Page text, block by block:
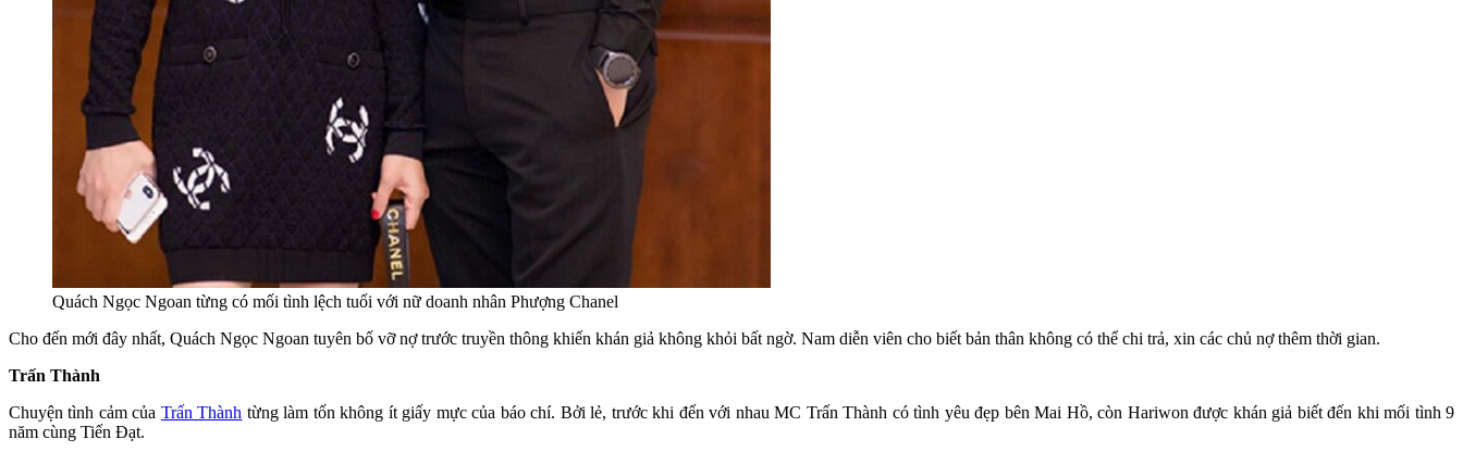
Quách Ngọc Ngoan từng có mối tình lệch tuổi với nữ doanh nhân Phượng Chanel
Cho đến mới đây nhất, Quách Ngọc Ngoan tuyên bố vỡ nợ trước truyền thông khiến khán giả không khỏi bất ngờ. Nam diễn viên cho biết bản thân không có thể chi trả, xin các chủ nợ thêm thời gian.
Trấn Thành
Chuyện tình cảm của Trấn Thành từng làm tốn không ít giấy mực của báo chí. Bởi lẻ, trước khi đến với nhau MC Trấn Thành có tình yêu đẹp bên Mai Hồ, còn Hariwon được khán giả biết đến khi mối tình 9
năm cùng Tiến Đạt.